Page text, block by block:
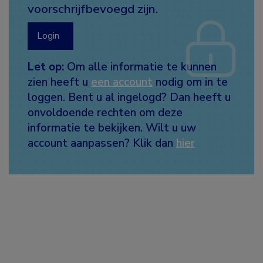
voorschrijfbevoegd zijn.
Login
Let op: Om alle informatie te kunnen
zien heeft u een account nodig om in te
loggen. Bent u al ingelogd? Dan heeft u
onvoldoende rechten om deze
informatie te bekijken. Wilt u uw
account aanpassen? Klik dan hier